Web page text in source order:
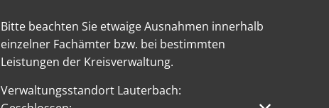
Bitte beachten Sie etwaige Ausnahmen innerhalb
einzelner Fachämter bzw. bei bestimmten
Leistungen der Kreisverwaltung.
Verwaltungsstandort Lauterbach: